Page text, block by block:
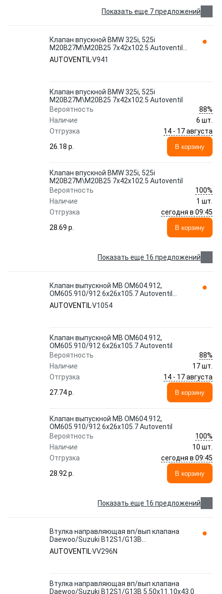
Показать еще 7 предложений
Клапан впускной BMW 325i, 525i
M20B27M\M20B25 7x42x102.5 Autoventil
V941
AUTOVENTILV941
Клапан впускной BMW 325i, 525i
M20B27M\M20B25 7x42x102.5 Autoventil
Вероятность
88%
Наличие
6 шт.
Отгрузка
14 - 17 августа
26.18 p.
В корзину
Клапан впускной BMW 325i, 525i
M20B27M\M20B25 7x42x102.5 Autoventil
Вероятность
100%
Наличие
1 шт.
Отгрузка
сегодня в 09:45
28.69 p.
В корзину
Показать еще 16 предложений
Клапан выпускной MB OM604.912,
OM605.910/912 6x26x105.7 Autoventil
V1054
AUTOVENTILV1054
Клапан выпускной MB OM604.912,
OM605.910/912 6x26x105.7 Autoventil
Вероятность
88%
Наличие
17 шт.
Отгрузка
14 - 17 августа
27.74 p.
В корзину
Клапан выпускной MB OM604.912,
OM605.910/912 6x26x105.7 Autoventil
Вероятность
100%
Наличие
10 шт.
Отгрузка
сегодня в 09:45
28.92 p.
В корзину
Показать еще 16 предложений
Втулка направляющая вп/вып клапана
Daewoo/Suzuki B12S1/G13B
5.50x11.10x43.0 Autoventil VV296N
AUTOVENTILVV296N
Втулка направляющая вп/вып клапана
Daewoo/Suzuki B12S1/G13B 5.50x11.10x43.0